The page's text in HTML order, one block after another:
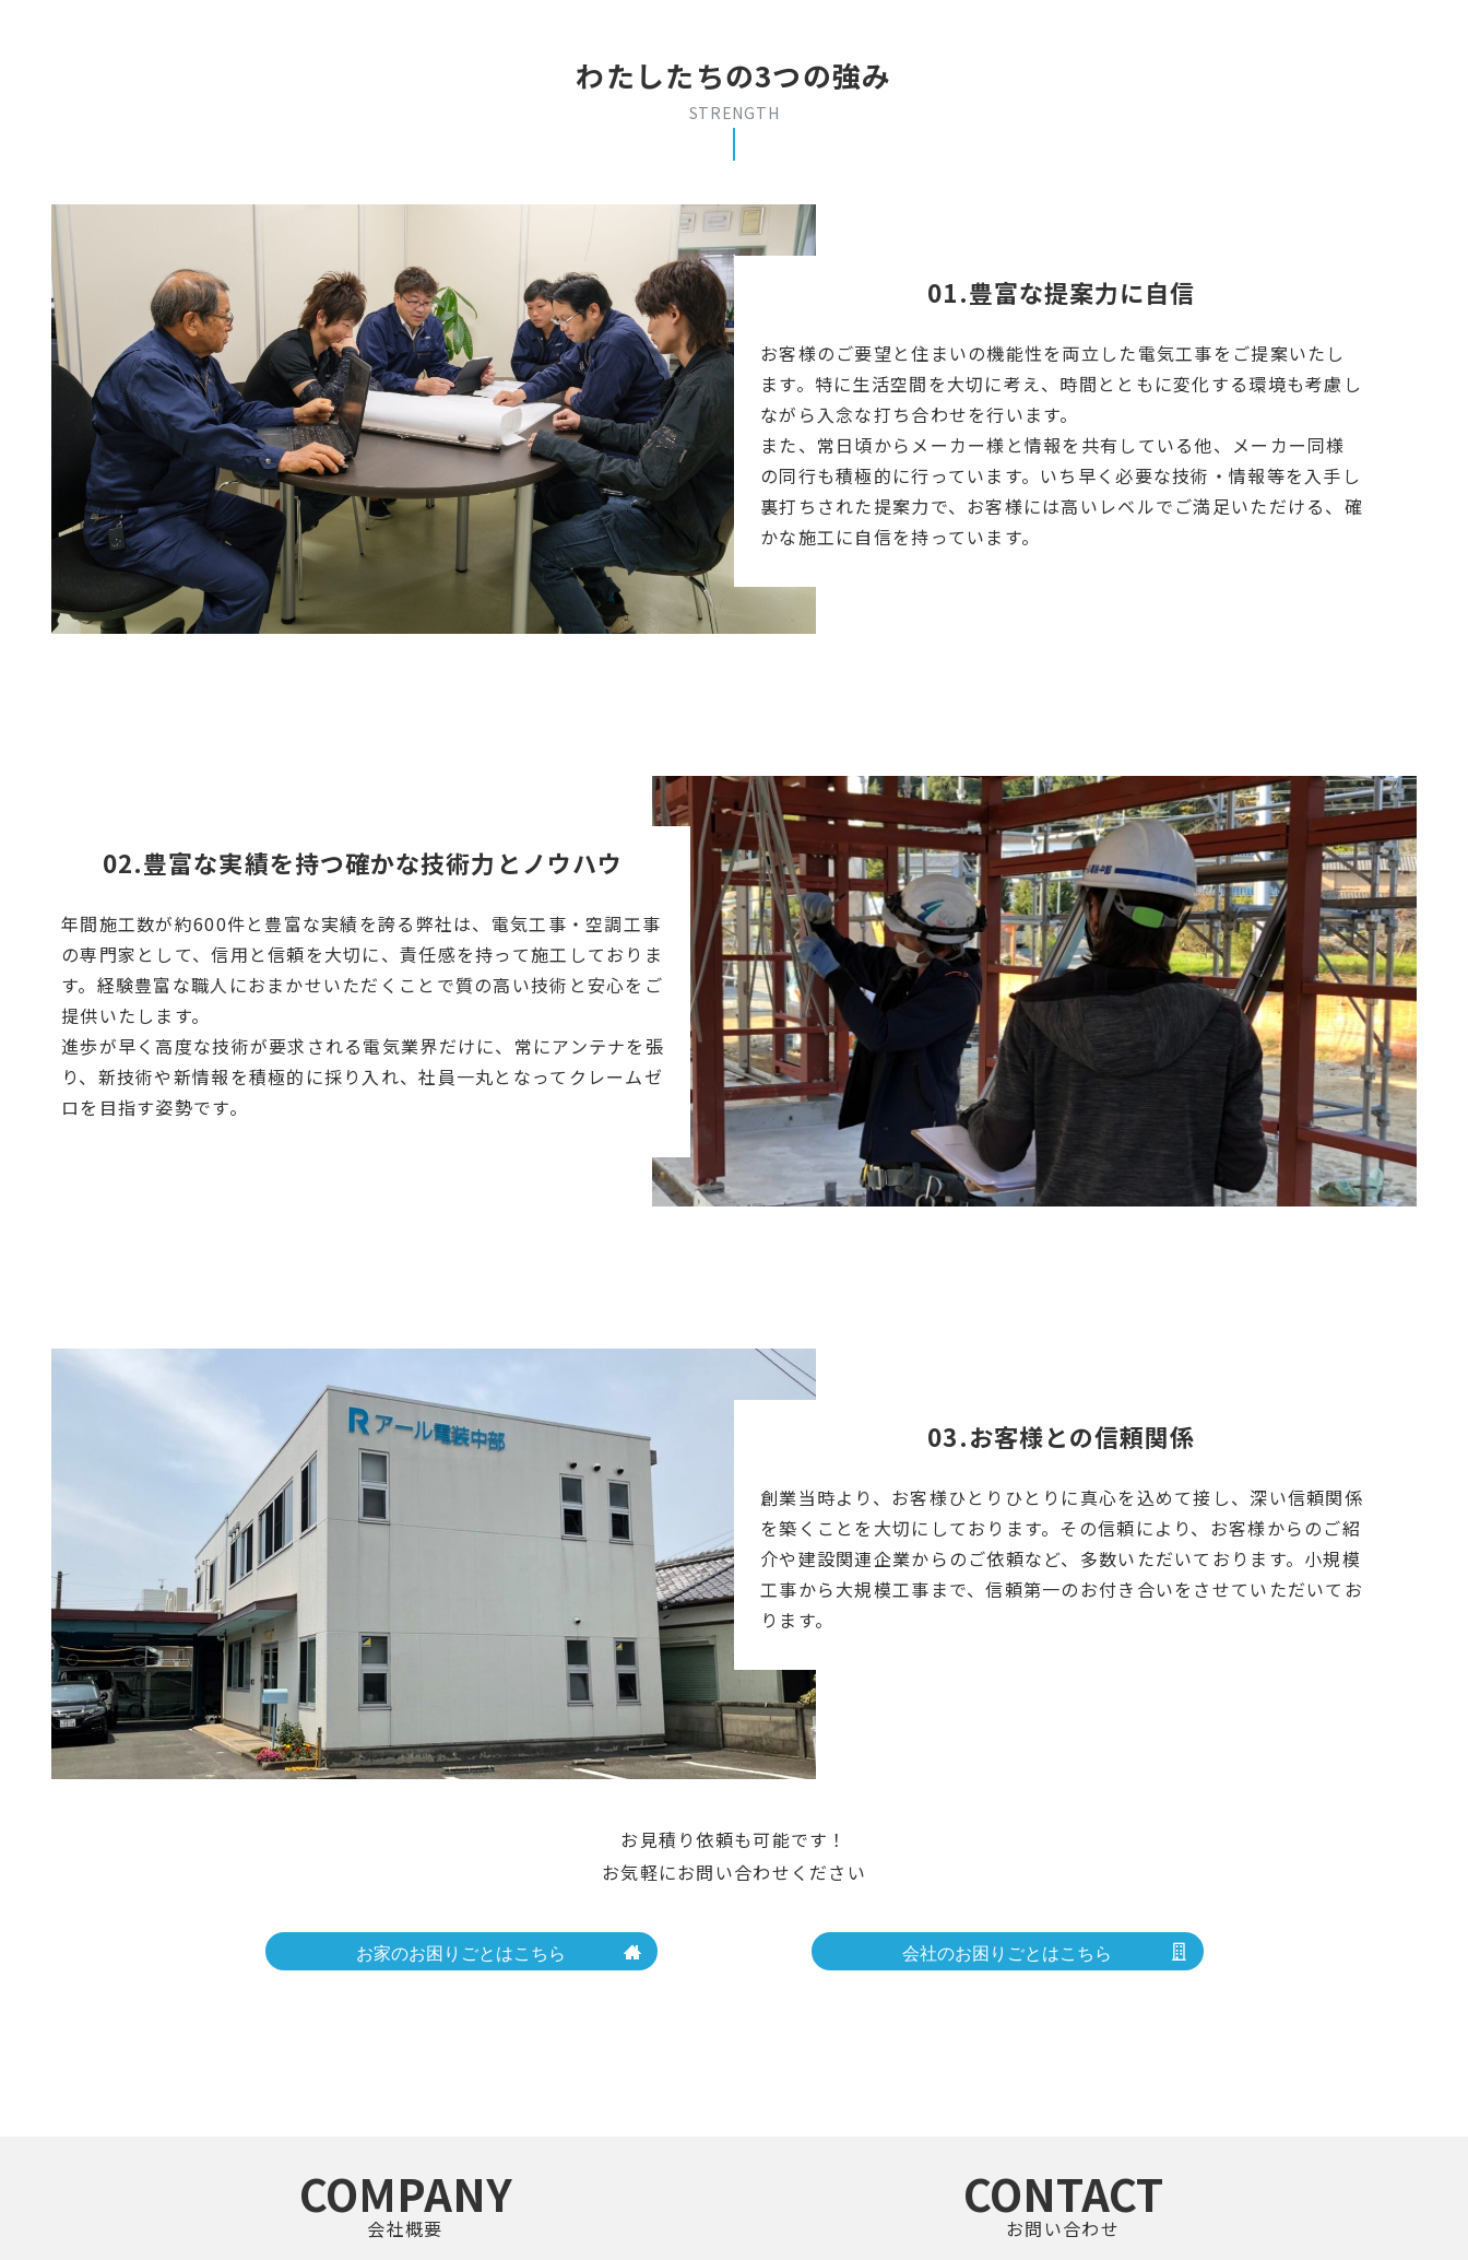
わたしたちの3つの強み
STRENGTH
01.豊富な提案力に自信
お客様のご要望と住まいの機能性を両立した電気工事をご提案いたし
ます。 特に生活空間を大切に考え、時間とともに変化する環境も考慮し
ながら入念な打ち合わせを行います。
また、常日頃からメーカー様と情報を共有している他、メーカー同様
の同行も積極的に行っています。いち早く必要な技術・情報等を入手し
裏打ちされた提案力で、お客様には高いレベルでご満足いただける、確
かな施工に自信を持っています。
02.豊富な実績を持つ確かな技術力とノウハウ
年間施工数が約600件と豊富な実績を誇る弊社は、電気工事・空調工事
の専門家として、信用と信頼を大切に、責任感を持って施工しておりま
す。 経験豊富な職人におまかせいただくことで質の高い技術と安心をご
提供いたします。
進歩が早く高度な技術が要求される電気業界だけに、常にアンテナを張
り、新技術や新情報を積極的に採り入れ、社員一丸となってクレームゼ
ロを目指す姿勢です。
03.お客様との信頼関係
創業当時より、お客様ひとりひとりに真心を込めて接し、深い信頼関係
を築くことを大切にしております。 その信頼により、お客様からのご紹
介や建設関連企業からのご依頼など、多数いただいております。小規模
工事から大規模工事まで、信頼第一のお付き合いをさせていただいてお
ります。
お見積り依頼も可能です！
お気軽にお問い合わせください
お家のお困りごとはこちら 会社のお困りごとはこちら
COMPANY
会社概要
CONTACT
お問い合わせ